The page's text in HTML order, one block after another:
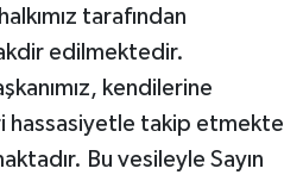
tarafından
edilmektedir.
kendilerine
hassasiyetle takip etmekte
Bu vesileyle Sayın